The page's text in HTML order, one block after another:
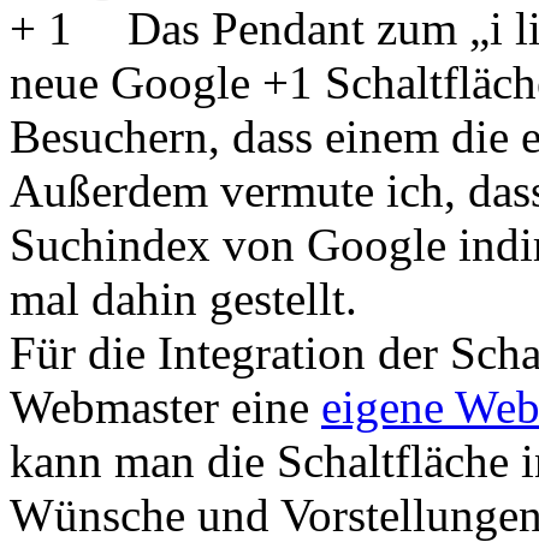
Das Pendant zum „i
neue Google +1
Besuchern, dass einem die
Außerdem vermute ich,
Suchindex von Google
mal dahin gestellt.
Für die Integration der
Webmaster eine eigene
kann man die Schaltfläche
Wünsche und